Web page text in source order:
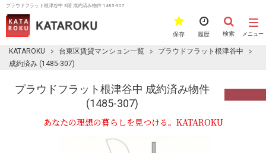
プラウドフラット根津谷中 3階 成約済み物件 1485-307
メニュー
検索
履歴
保存
KATAROKU 台東区賃貸マンション一覧
プラウドフラット根津谷中
成約済み (1485-307)
プラウドフラット根津谷中 成約済み物件
(1485-307)
あなたの理想の暮らしを見つける。KATAROKU